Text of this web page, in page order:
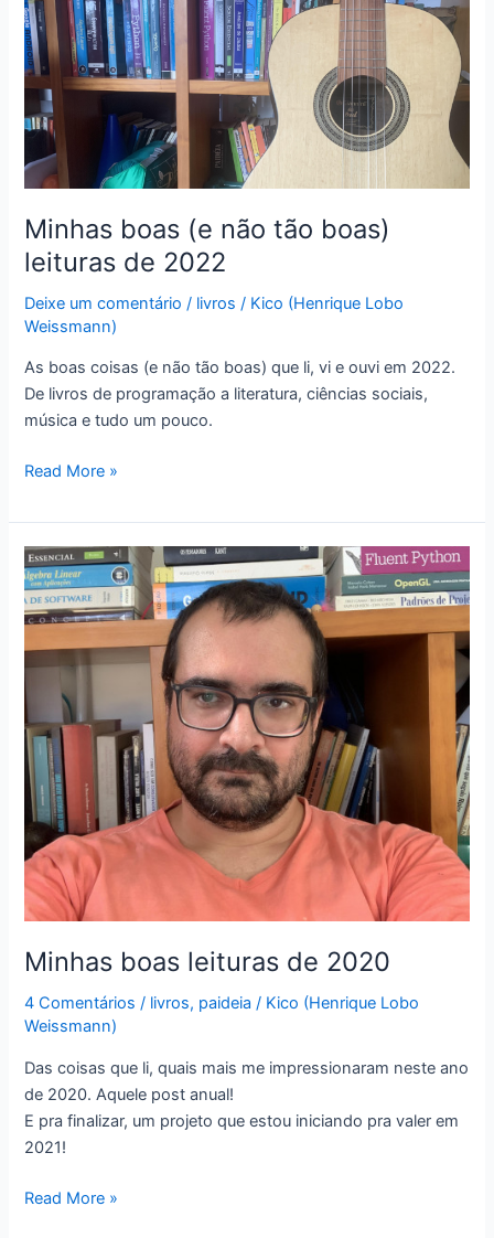
(o
livro)
–
Parte
1:
Catequização
Minhas boas (e não tão boas)
leituras de 2022
Deixe um comentário / livros / Kico (Henrique Lobo
Weissmann)
As boas coisas (e não tão boas) que li, vi e ouvi em 2022.
De livros de programação a literatura, ciências sociais,
música e tudo um pouco.
Minhas
(e
não
tão
boas)
leituras
de
2022
Read More »
Minhas boas leituras de 2020
4 Comentários / livros, paideia / Kico (Henrique Lobo
Weissmann)
Das coisas que li, quais mais me impressionaram neste ano
de 2020. Aquele post anual!
E pra finalizar, um projeto que estou iniciando pra valer em
2021!
Minhas
Read More »